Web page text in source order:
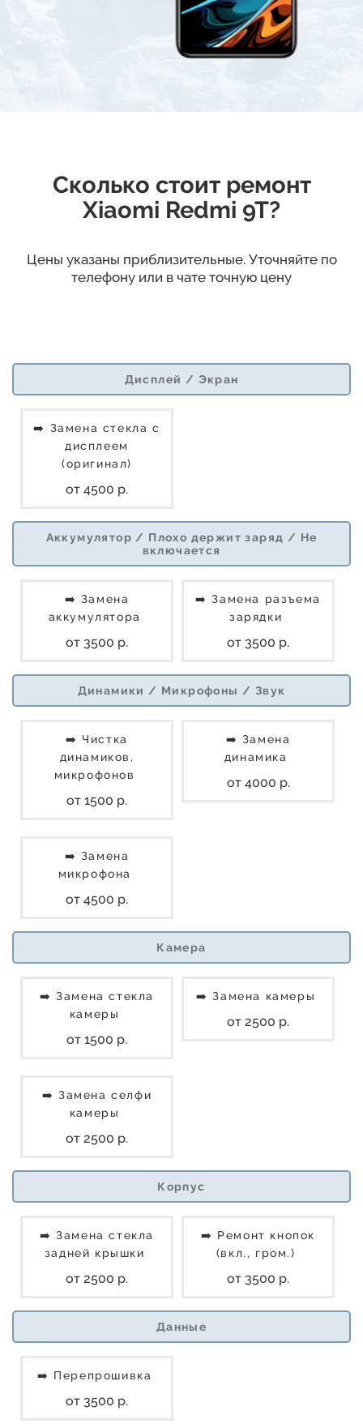
Сколько стоит ремонт
Xiaomi Redmi 9T?
Цены указаны приблизительные. Уточняйте по
телефону или в чате точную цену
Дисплей / Экран
➡️ Замена стекла с
дисплеем
(оригинал)
от 4500 р.
Аккумулятор / Плохо держит заряд / Не
включается
➡️ Замена
аккумулятора
от 3500 р.
➡️ Замена разъема
зарядки
от 3500 р.
Динамики / Микрофоны / Звук
➡️ Чистка
динамиков,
микрофонов
от 1500 р.
➡️ Замена
динамика
от 4000 р.
➡️ Замена
микрофона
от 4500 р.
Камера
➡️ Замена стекла
камеры
от 1500 р.
➡️ Замена камеры
от 2500 р.
➡️ Замена селфи
камеры
от 2500 р.
Корпус
➡️ Замена стекла
задней крышки
от 2500 р.
➡️ Ремонт кнопок
(вкл., гром.)
от 3500 р.
Данные
➡️ Перепрошивка
от 3500 р.